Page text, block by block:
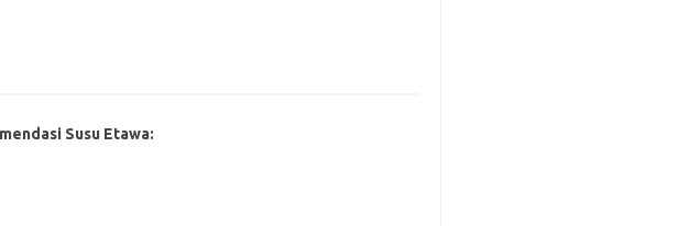
Susu Etawa: